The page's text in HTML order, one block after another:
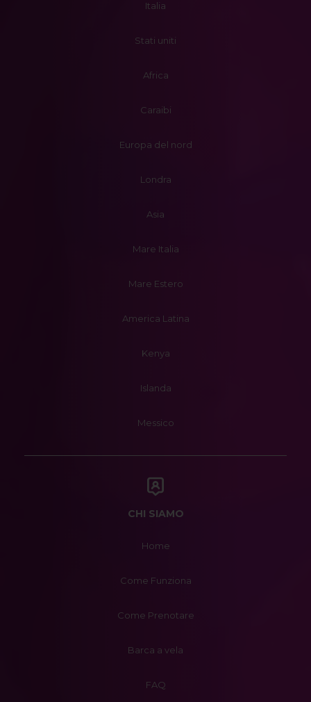
Italia
Stati uniti
Africa
Caraibi
Europa del nord
Londra
Asia
Mare Italia
Mare Estero
America Latina
Kenya
Islanda
Messico
CHI SIAMO
Home
Come Funziona
Come Prenotare
Barca a vela
FAQ